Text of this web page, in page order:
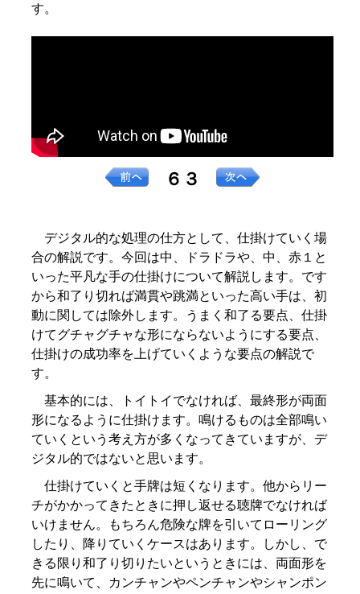
す。
６３
デジタル的な処理の仕方として、仕掛けていく場
合の解説です。今回は中、ドラドラや、中、赤１と
いった平凡な手の仕掛けについて解説します。です
から和了り切れば満貫や跳満といった高い手は、初
動に関しては除外します。うまく和了る要点、仕掛
けてグチャグチャな形にならないようにする要点、
仕掛けの成功率を上げていくような要点の解説で
す。
基本的には、トイトイでなければ、最終形が両面
形になるように仕掛けます。鳴けるものは全部鳴い
ていくという考え方が多くなってきていますが、デ
ジタル的ではないと思います。
仕掛けていくと手牌は短くなります。他からリー
チがかかってきたときに押し返せる聴牌でなければ
いけません。もちろん危険な牌を引いてローリング
したり、降りていくケースはあります。しかし、で
きる限り和了り切りたいというときには、両面形を
先に鳴いて、カンチャンやペンチャンやシャンポン